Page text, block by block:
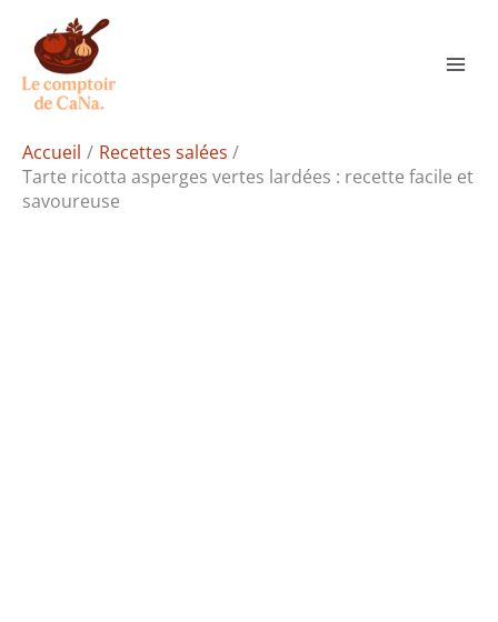
contenu
Accueil
Recettes salées
Tarte ricotta asperges vertes lardées : recette facile et
savoureuse
Rechercher